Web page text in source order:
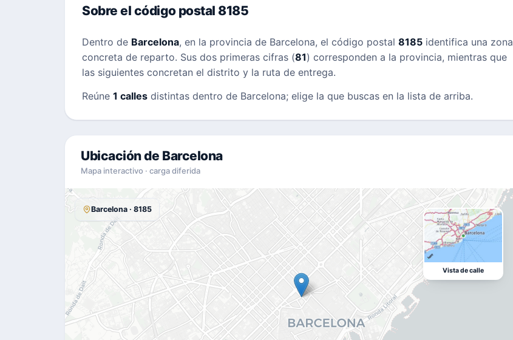
Sobre el código postal 8185
Dentro de Barcelona, en la provincia de Barcelona, el código postal 8185 identifica una zona
concreta de reparto. Sus dos primeras cifras (81) corresponden a la provincia, mientras que
las siguientes concretan el distrito y la ruta de entrega.
Reúne 1 calles distintas dentro de Barcelona; elige la que buscas en la lista de arriba.
Ubicación de Barcelona
Mapa interactivo · carga diferida
Barcelona · 8185
Vista de calle